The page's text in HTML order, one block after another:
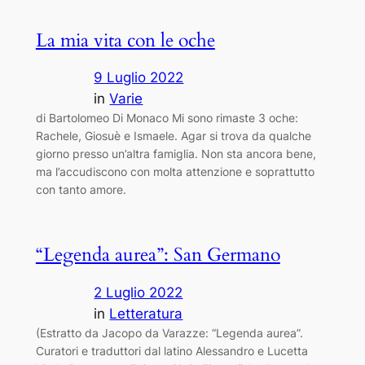
La mia vita con le oche
9 Luglio 2022
inVarie
di Bartolomeo Di Monaco Mi sono rimaste 3 oche:
Rachele, Giosuè e Ismaele. Agar si trova da qualche
giorno presso un’altra famiglia. Non sta ancora bene,
ma l’accudiscono con molta attenzione e soprattutto
con tanto amore.
“Legenda aurea”: San Germano
2 Luglio 2022
in Letteratura
(Estratto da Jacopo da Varazze: “Legenda aurea”.
Curatori e traduttori dal latino Alessandro e Lucetta